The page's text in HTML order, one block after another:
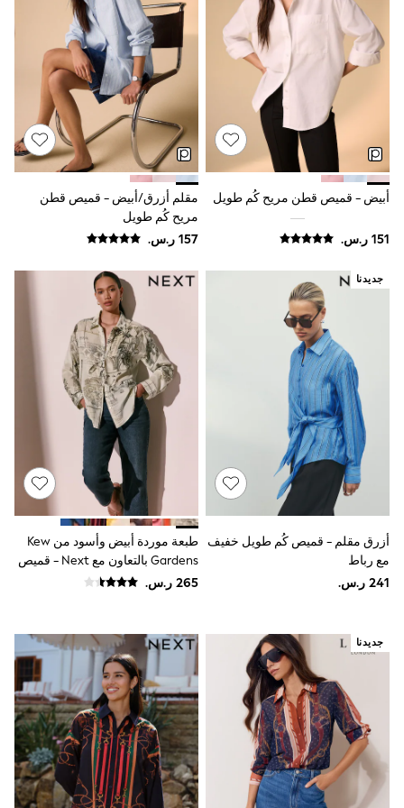
Sun Hats & Caps
Resort Styles
Boys' Holiday Shop
Boys' Travel Styles
Sunset Styles
Occasionwear
Sets & Outfits
Linen Collection
Tops & T-Shirts
Shirts
Polo Shirts
Swimwear
Shorts
Sandals & Clogs
Rash Vests
Sun Hats & Caps
Sunglasses
Baby Holiday Shop
Baby Summer Nightwear
Occasionwear
Dresses
Sets & Outfits
Rompers
Sandals
Swimwear
Sun Hats & Caps
Mens' Holiday Shop
Occasionwear
Polo Shirts
Swimwear
Hats & Caps
Vests
Sunglasses
Beach Towels
Bags
Travel Bags
Luggage
Angel & Rocket
B by Ted Baker
أبيض - قميص قطن مريح كُم طويل
مقلم أزرق/أبيض - قميص قطن
مريح كُم طويل
جديدنا
أزرق مقلم - قميص كُم طويل خفيف
مع رباط
طبعة موردة أبيض وأسود من Kew
Gardens بالتعاون مع Next - قميص
خفيف الوزن قطن بكُم طويل تلبيس
جديدنا